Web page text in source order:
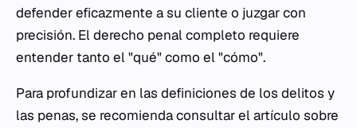
defender eficazmente a su cliente o juzgar con
precisión. El derecho penal completo requiere
entender tanto el "qué" como el "cómo".
Para profundizar en las definiciones de los delitos y
las penas, se recomienda consultar el artículo sobre